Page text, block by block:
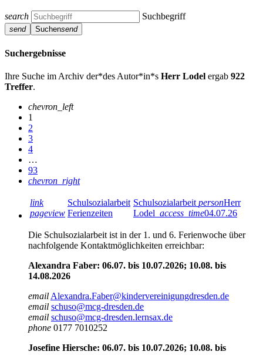
search Suchbegriff
send Suchensend
Suchergebnisse
Ihre Suche im Archiv der*des Autor*in*s Herr Lodel ergab 922
Treffer.
chevron_left
1
2
3
4
…
93
chevron_right
link
pageview
Schulsozialarbeit
Ferienzeiten
Schulsozialarbeit personHerr
Lodel access_time04.07.26
Die Schulsozialarbeit ist in der 1. und 6. Ferienwoche über
nachfolgende Kontaktmöglichkeiten erreichbar:
Alexandra Faber: 06.07. bis 10.07.2026; 10.08. bis
14.08.2026
email Alexandra.Faber@kindervereinigungdresden.de
email schuso@mcg-dresden.de
email schuso@mcg-dresden.lernsax.de
phone 0177 7010252
Josefine Hiersche: 06.07. bis 10.07.2026; 10.08. bis